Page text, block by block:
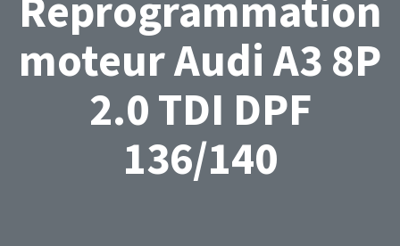
moteur Audi A3 8P
2.0 TDI DPF
136/140